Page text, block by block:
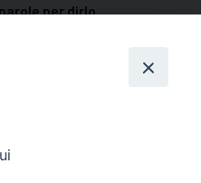
per dirlo